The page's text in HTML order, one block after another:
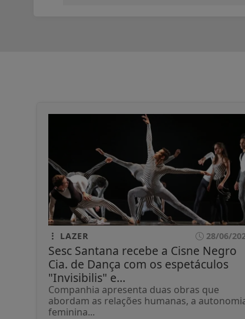
LAZER 28/06/
Sesc Santana recebe a Cisne Negro
Cia. de Dança com os espetáculos
"Invisibilis" e...
Companhia apresenta duas obras que
abordam as relações humanas, a
feminina...